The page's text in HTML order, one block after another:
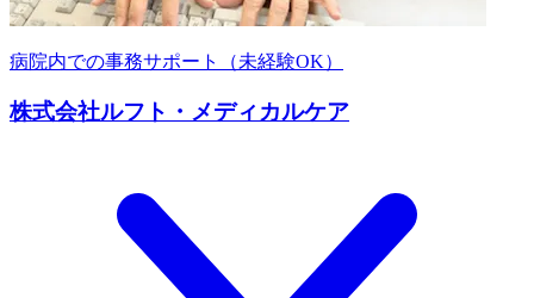
病院内での事務サポート（未経験OK）
株式会社ルフト・メディカルケア